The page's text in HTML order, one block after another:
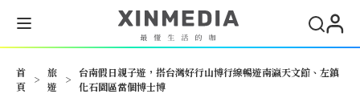
首
頁
>
旅
遊
>
台南假日親子遊，搭台灣好行山博行線暢遊南瀛天文館、左鎮
化石園區當個博士博